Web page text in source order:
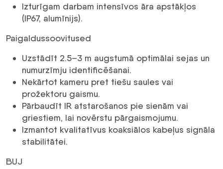
Izturīgam darbam intensīvos āra apstākļos
(IP67, alumīnijs).
Paigaldussoovitused
Uzstādīt 2.5–3 m augstumā optimālai sejas un
numurzīmju identificēšanai.
Nekārtot kameru pret tiešu saules vai
prožektoru gaismu.
Pārbaudīt IR atstarošanos pie sienām vai
griestiem, lai novērstu pārgaismojumu.
Izmantot kvalitatīvus koaksiālos kabeļus signāla
stabilitātei.
BUJ